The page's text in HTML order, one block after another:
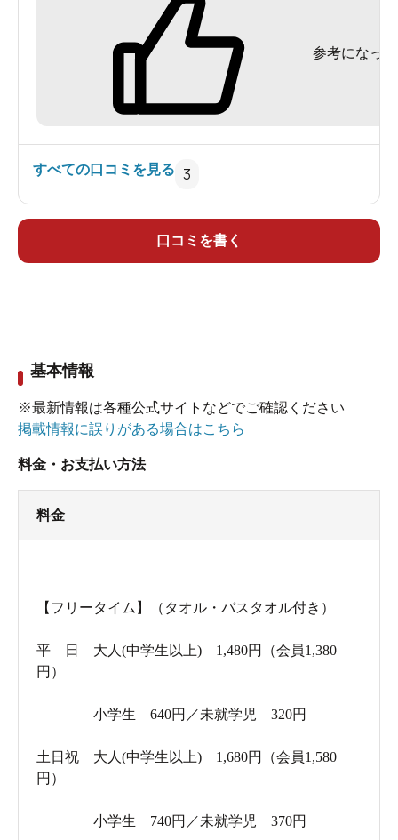
参考になった
すべての口コミを見る 3
口コミを書く
基本情報
※最新情報は各種公式サイトなどでご確認ください
掲載情報に誤りがある場合はこちら
料金・お支払い方法
料金
【フリータイム】（タオル・バスタオル付き）
平 日 大人(中学生以上) 1,480円（会員1,380
円）
小学生 640円／未就学児 320円
土日祝 大人(中学生以上) 1,680円（会員1,580
円）
小学生 740円／未就学児 370円